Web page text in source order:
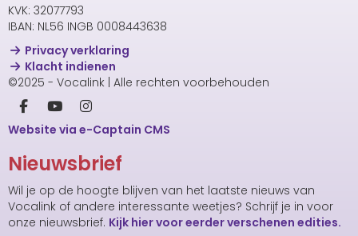
KVK: 32077793
IBAN: NL56 INGB 0008443638
Privacy verklaring
Klacht indienen
©2025 - Vocalink | Alle rechten voorbehouden
Website via e-Captain CMS
Nieuwsbrief
Wil je op de hoogte blijven van het laatste nieuws van
Vocalink of andere interessante weetjes? Schrijf je in voor
onze nieuwsbrief. Kijk hier voor eerder verschenen edities.